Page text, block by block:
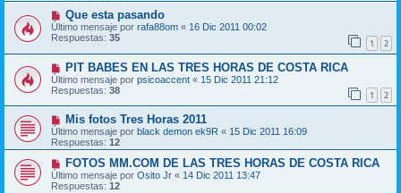
Que esta pasando
Último mensaje por rafa88om « 16 Dic 2011 00:02
Respuestas: 35 1 2
PIT BABES EN LAS TRES HORAS DE COSTA RICA
Último mensaje por psicoaccent « 15 Dic 2011 21:12
Respuestas: 38 1 2
Mis fotos Tres Horas 2011
Último mensaje por black demon ek9R « 15 Dic 2011 16:09
Respuestas: 12
FOTOS MM.COM DE LAS TRES HORAS DE COSTA RICA
Último mensaje por Osito Jr « 14 Dic 2011 13:47
Respuestas: 12